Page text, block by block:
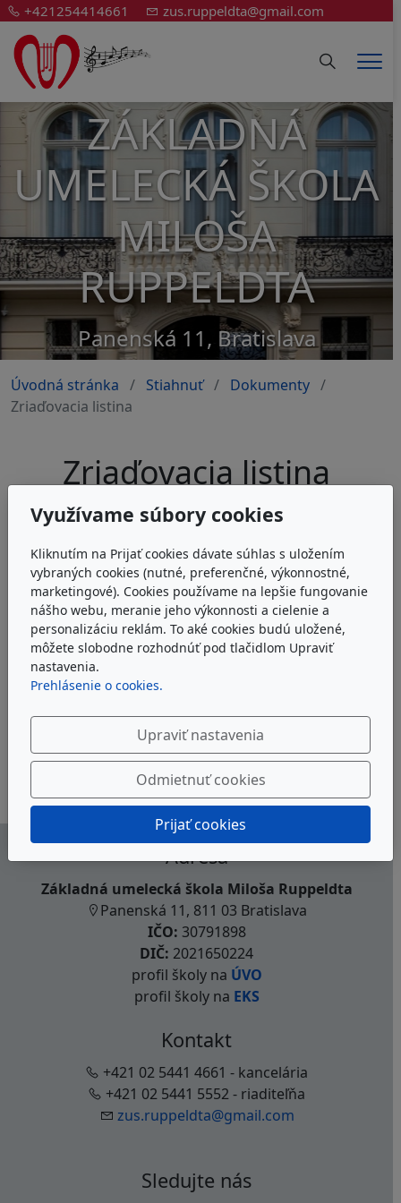
+421254414661 zus.ruppeldta@gmail.com
Hledání
ZÁKLADNÁ
UMELECKÁ ŠKOLA
MILOŠA
RUPPELDTA
Panenská 11, Bratislava
Úvodná stránka Stiahnuť
Dokumenty
Zriaďovacia listina
Zriaďovacia listina
Zriaďovacia listina ZUŠ Miloša Ruppeldta.pdf
26.2.2026
PDF
3,97 MB
Adresa
Základná umelecká škola Miloša Ruppeldta
Panenská 11, 811 03 Bratislava
IČO: 30791898
DIČ: 2021650224
profil školy na ÚVO
profil školy na EKS
Kontakt
+421 02 5441 4661 - kancelária
+421 02 5441 5552 - riaditeľňa
zus.ruppeldta@gmail.com
Sledujte nás
Využívame súbory cookies
Kliknutím na Prijať cookies dávate súhlas s uložením
vybraných cookies (nutné, preferenčné, výkonnostné,
marketingové). Cookies používame na lepšie fungovanie
nášho webu, meranie jeho výkonnosti a cielenie a
personalizáciu reklám. To aké cookies budú uložené,
môžete slobodne rozhodnúť pod tlačidlom Upraviť
nastavenia.
Prehlásenie o cookies.
Upraviť nastavenia
Odmietnuť cookies
Prijať cookies